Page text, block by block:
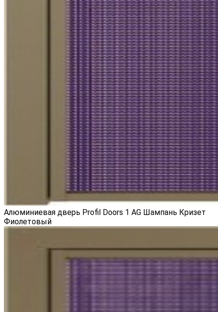
Алюминиевая дверь Profil Doors 1 AG Шампань Кризет
Фиолетовый